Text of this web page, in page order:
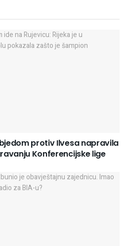
protiv Ilvesa napravila
Konferencijske lige